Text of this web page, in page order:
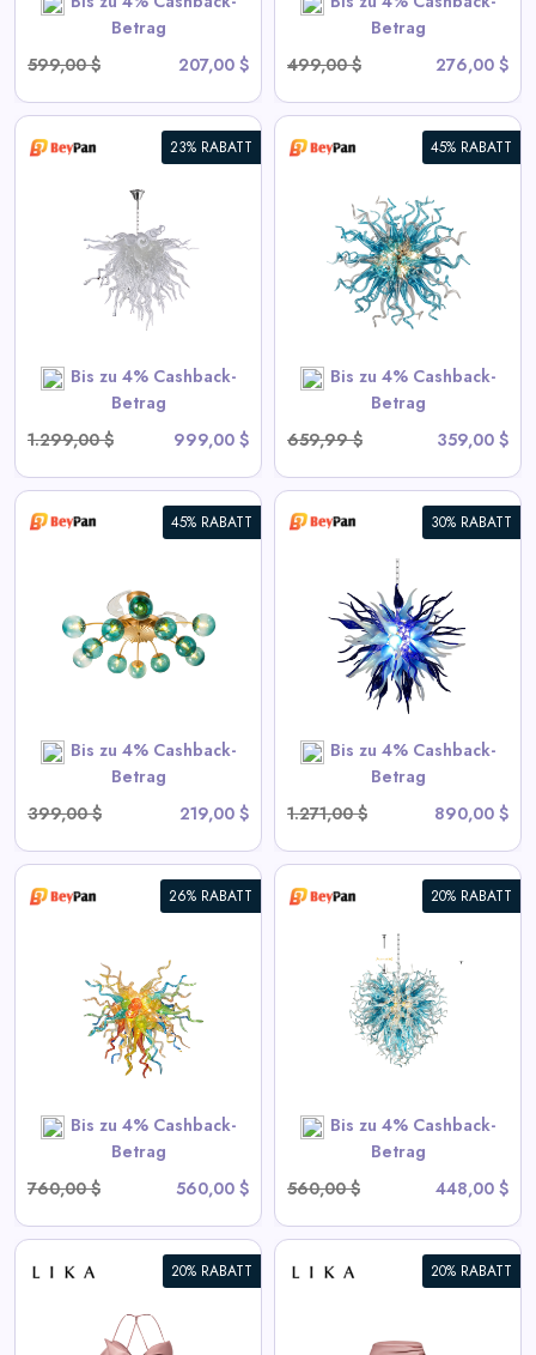
Betrag
599,00 $
207,00 $
Betrag
499,00 $
276,00 $
SHOP NOW
23% RABATT
Bis zu 4% Cashback-
Betrag
1.299,00 $
999,00 $
45% RABATT
Bis zu 4% Cashback-
Betrag
659,99 $
359,00 $
Moderne Blown Glass
Chandelier Sputnik Form
View All BeyPan Deals
SHOP NOW
45% RABATT
Bis zu 4% Cashback-
Betrag
399,00 $
219,00 $
30% RABATT
Bis zu 4% Cashback-
Betrag
1.271,00 $
890,00 $
Kronleuchter Gradient Blau
und Frosted Weiß
View All BeyPan Deals
SHOP NOW
26% RABATT
Bis zu 4% Cashback-
Betrag
760,00 $
560,00 $
20% RABATT
Bis zu 4% Cashback-
Betrag
560,00 $
448,00 $
Blown Glass Chandeliers
Chihuly Style Blau
View All BeyPan Deals
SHOP NOW
20% RABATT 20% RABATT
Drapierte Pink-Minirock